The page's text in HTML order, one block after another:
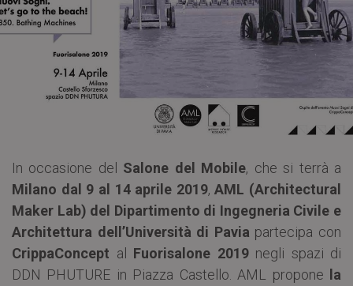
In occasione del Salone del Mobile, che si terrà a
Milano dal 9 al 14 aprile 2019,AML (Architectural
Maker Lab) del Dipartimento di Ingegneria Civile e
Architettura dell’Università di Pavia partecipa con
CrippaConcept al Fuorisalone 2019negli spazi di
DDN PHUTURE in Piazza Castello. AML propone
la